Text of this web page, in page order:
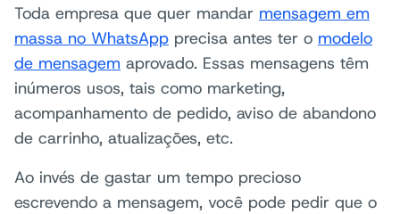
Toda empresa que quer mandar mensagem em
massa no WhatsApp precisa antes ter o modelo
de mensagem aprovado. Essas mensagens têm
inúmeros usos, tais como marketing,
acompanhamento de pedido, aviso de abandono
de carrinho, atualizações, etc.
Ao invés de gastar um tempo precioso
escrevendo a mensagem, você pode pedir que o